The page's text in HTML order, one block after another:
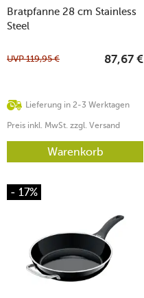
Bratpfanne 28 cm Stainless
Steel
Lieferung in 2-3 Werktagen
UVP119,95 € 87,67 €
Preis inkl. MwSt. zzgl. Versand
Warenkorb
- 17%